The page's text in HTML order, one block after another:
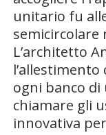
unitario fu
semicircolare
L’architetto
ogni banco
chiamare gli
innovativa per